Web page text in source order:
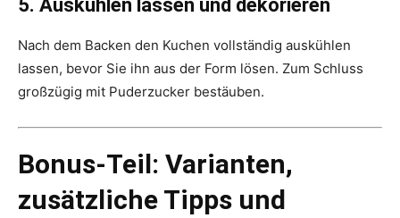
5. Auskühlen lassen und dekorieren
Nach dem Backen den Kuchen vollständig auskühlen
lassen, bevor Sie ihn aus der Form lösen. Zum Schluss
großzügig mit Puderzucker bestäuben.
Bonus-Teil: Varianten,
zusätzliche Tipps und